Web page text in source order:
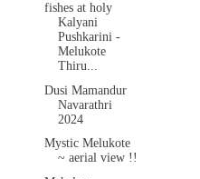
fishes at holy
Kalyani
Pushkarini -
Melukote
Thiru...
Dusi Mamandur
Navarathri
2024
Mystic Melukote
~ aerial view !!